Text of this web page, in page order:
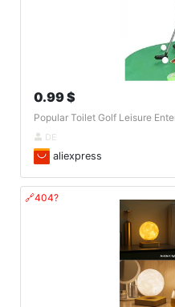
0.99 $
Popular Toilet Golf Leisure
DE
aliexpress
🔗404?